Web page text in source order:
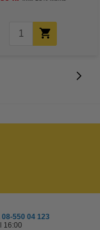
550 04 123
16:00